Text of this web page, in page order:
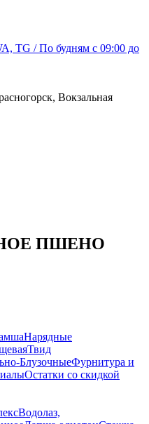
TG / По будням c 09:00 до
Вокзальная
ПШЕНО
Нарядные
Твид
БлузочныеФурнитура и
Остатки со скидкой
Водолаз,